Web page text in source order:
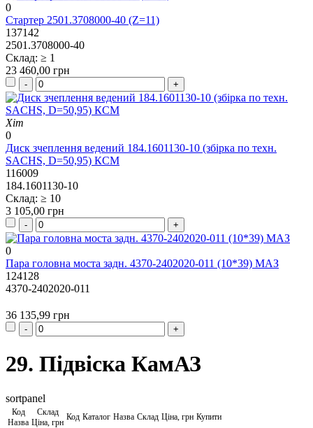
0
Стартер 2501.3708000-40 (Z=11)
137142
2501.3708000-40
Склад: ≥ 1
23 460,00 грн
Хіт
0
Диск зчеплення ведений 184.1601130-10 (збірка по техн.
SACHS, D=50,95) КСМ
116009
184.1601130-10
Склад: ≥ 10
3 105,00 грн
0
Пара головна моста задн. 4370-2402020-011 (10*39) МАЗ
124128
4370-2402020-011
36 135,99 грн
29. Підвіска КамАЗ
sortpanel
Код
Назва
Склад
Ціна, грн
Код Каталог Назва Склад Ціна, грн Купити